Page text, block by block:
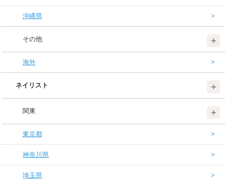
沖縄県
その他
海外
ネイリスト
関東
東京都
神奈川県
埼玉県